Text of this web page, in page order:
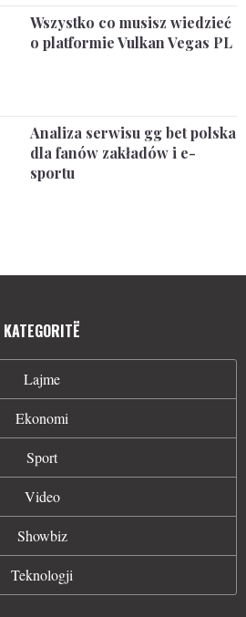
Wszystko co musisz wiedzieć
o platformie Vulkan Vegas PL
Analiza serwisu gg bet polska
dla fanów zakładów i e-
sportu
KATEGORITË
Lajme
Ekonomi
Sport
Video
Showbiz
Teknologji